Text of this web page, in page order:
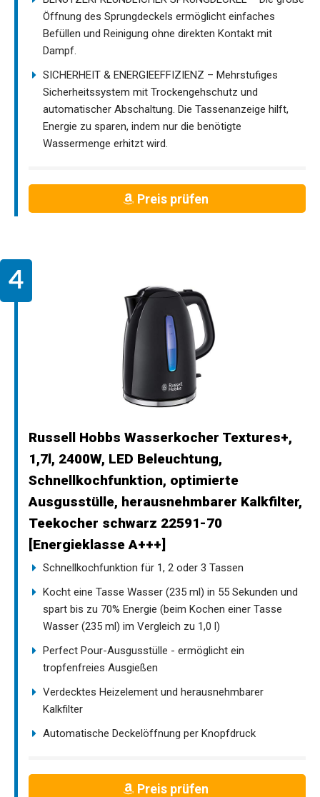
Öffnung des Sprungdeckels ermöglicht einfaches
Befüllen und Reinigung ohne direkten Kontakt mit
Dampf.
SICHERHEIT & ENERGIEEFFIZIENZ – Mehrstufiges
Sicherheitssystem mit Trockengehschutz und
automatischer Abschaltung. Die Tassenanzeige hilft,
Energie zu sparen, indem nur die benötigte
Wassermenge erhitzt wird.
Preis prüfen
Russell Hobbs Wasserkocher Textures+,
1,7l, 2400W, LED Beleuchtung,
Schnellkochfunktion, optimierte
Ausgusstülle, herausnehmbarer Kalkfilter,
Teekocher schwarz 22591-70
[Energieklasse A+++]
Schnellkochfunktion für 1, 2 oder 3 Tassen
Kocht eine Tasse Wasser (235 ml) in 55 Sekunden und
spart bis zu 70% Energie (beim Kochen einer Tasse
Wasser (235 ml) im Vergleich zu 1,0 l)
Perfect Pour-Ausgusstülle - ermöglicht ein
tropfenfreies Ausgießen
Verdecktes Heizelement und herausnehmbarer
Kalkfilter
Automatische Deckelöffnung per Knopfdruck
Preis prüfen